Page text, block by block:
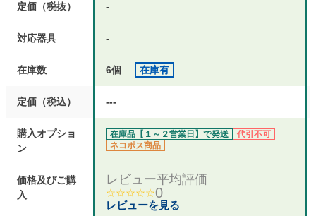
定価（税抜） -
対応器具 -
在庫数 6個 在庫有
定価（税込） ---
購入オプショ
ン
在庫品【１～２営業日】で発送
代引不可
ネコポス商品
価格及びご購
入
レビュー平均評価
☆☆☆☆☆0
レビューを見る